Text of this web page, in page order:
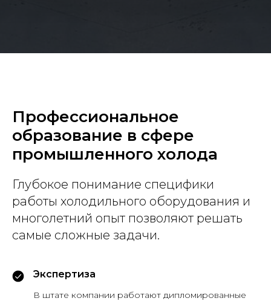
Профессиональное
образование в сфере
промышленного холода
Глубокое понимание специфики
работы холодильного оборудования и
многолетний опыт позволяют решать
самые сложные задачи.
Экспертиза
В штате компании работают дипломированные